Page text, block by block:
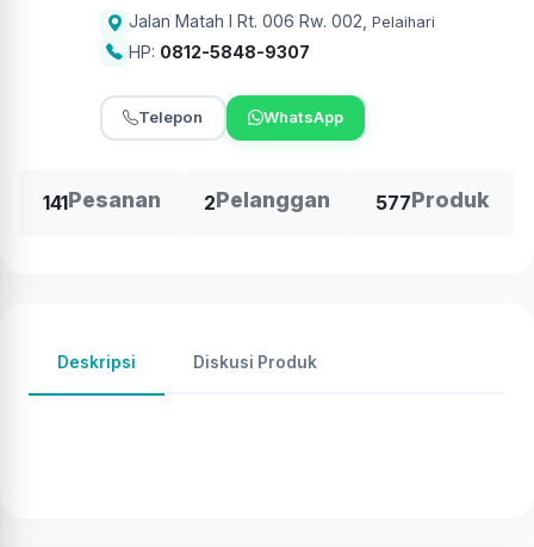
Jalan Matah I Rt. 006 Rw. 002 Pelaihari
HP: 0812-5848-9307
Telepon WhatsApp
141Pesanan 2Pelanggan 577Produk
Deskripsi Diskusi Produk